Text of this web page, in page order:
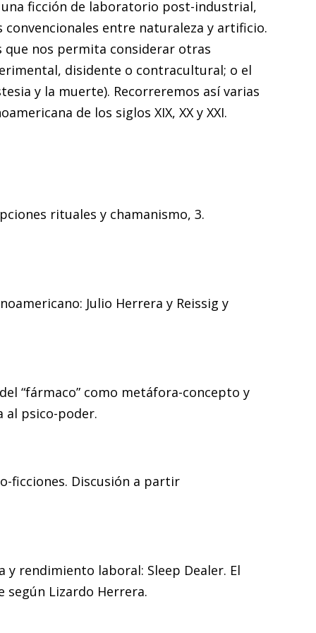
ficción de laboratorio post-industrial,
entre naturaleza y artificio.
que nos permita considerar otras
disidente o contracultural; o el
y la muerte). Recorreremos así varias
de los siglos XIX, XX y XXI.
rituales y chamanismo, 3.
Julio Herrera y Reissig y
“fármaco” como metáfora-concepto y
al psico-poder.
ficciones. Discusión a partir
y rendimiento laboral: Sleep Dealer. El
según Lizardo Herrera.